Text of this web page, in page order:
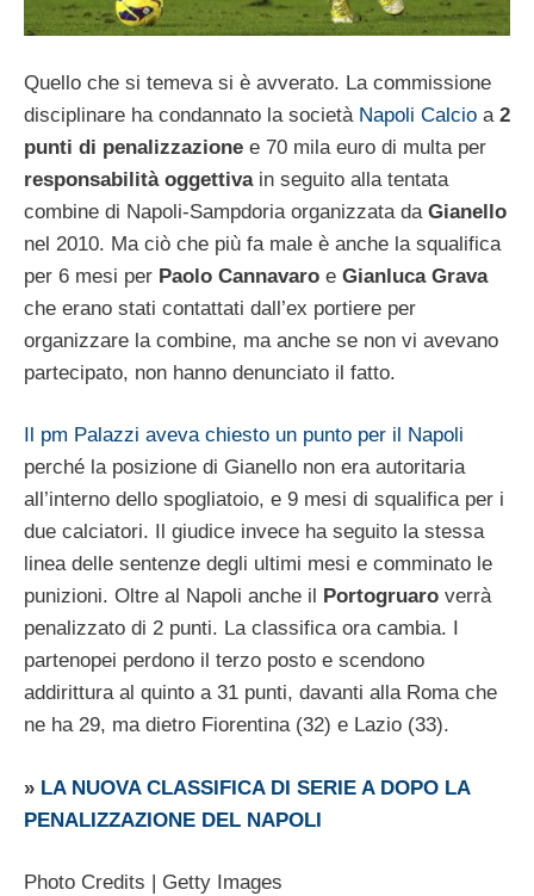
Quello che si temeva si è avverato. La commissione
disciplinare ha condannato la società Napoli Calcio a 2
punti di penalizzazione e 70 mila euro di multa per
responsabilità oggettivain seguito alla tentata
combine di Napoli-Sampdoria organizzata da Gianello
nel 2010. Ma ciò che più fa male è anche la squalifica
per 6 mesi per Paolo Cannavaro e Gianluca Grava
che erano stati contattati dall’ex portiere per
organizzare la combine, ma anche se non vi avevano
partecipato, non hanno denunciato il fatto.
Il pm Palazzi aveva chiesto un punto per il Napoli
perché la posizione di Gianello non era autoritaria
all’interno dello spogliatoio, e 9 mesi di squalifica per i
due calciatori. Il giudice invece ha seguito la stessa
linea delle sentenze degli ultimi mesi e comminato le
punizioni. Oltre al Napoli anche il Portogruaro verrà
penalizzato di 2 punti. La classifica ora cambia. I
partenopei perdono il terzo posto e scendono
addirittura al quinto a 31 punti, davanti alla Roma che
ne ha 29, ma dietro Fiorentina (32) e Lazio (33).
» LA NUOVA CLASSIFICA DI SERIE A DOPO LA
PENALIZZAZIONE DEL NAPOLI
Photo Credits | Getty Images